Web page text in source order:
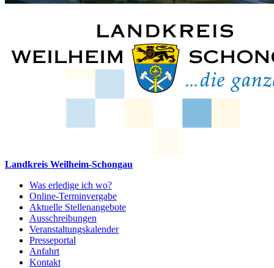
Landkreis Weilheim-Schongau
Was erledige ich wo?
Online-Terminvergabe
Aktuelle Stellenangebote
Ausschreibungen
Veranstaltungskalender
Presseportal
Anfahrt
Kontakt